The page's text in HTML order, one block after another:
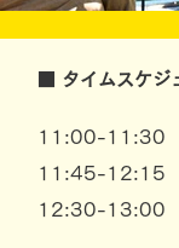
タイムスケジ
11:00-11:30
11:45-12:15
12:30-13:00